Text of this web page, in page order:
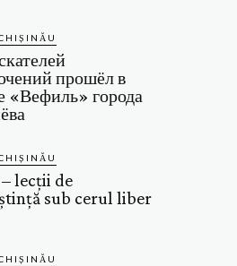
прошёл в
«Вефиль» города
lecții de
sub cerul liber